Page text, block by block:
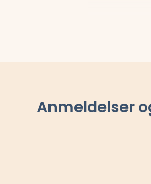
Anmeldelser